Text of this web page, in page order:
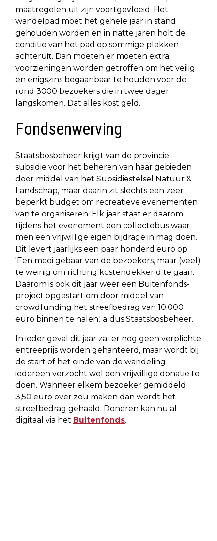
maatregelen uit zijn voortgevloeid. Het
wandelpad moet het gehele jaar in stand
gehouden worden en in natte jaren holt de
conditie van het pad op sommige plekken
achteruit. Dan moeten er moeten extra
voorzieningen worden getroffen om het veilig
en enigszins begaanbaar te houden voor de
rond 3000 bezoekers die in twee dagen
langskomen. Dat alles kost geld.
Fondsenwerving
Staatsbosbeheer krijgt van de provincie
subsidie voor het beheren van haar gebieden
door middel van het Subsidiestelsel Natuur &
Landschap, maar daarin zit slechts een zeer
beperkt budget om recreatieve evenementen
van te organiseren. Elk jaar staat er daarom
tijdens het evenement een collectebus waar
men een vrijwillige eigen bijdrage in mag doen.
Dit levert jaarlijks een paar honderd euro op.
'Een mooi gebaar van de bezoekers, maar (veel)
te weinig om richting kostendekkend te gaan.
Daarom is ook dit jaar weer een Buitenfonds-
project opgestart om door middel van
crowdfunding het streefbedrag van 10.000
euro binnen te halen,' aldus Staatsbosbeheer.
In ieder geval dit jaar zal er nog geen verplichte
entreeprijs worden gehanteerd, maar wordt bij
de start of het einde van de wandeling
iedereen verzocht wel een vrijwillige donatie te
doen. Wanneer elkem bezoeker gemiddeld
3,50 euro over zou maken dan wordt het
streefbedrag gehaald. Doneren kan nu al
digitaal via het Buitenfonds.